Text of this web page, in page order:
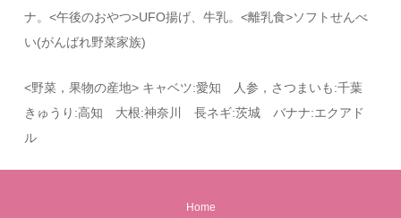
ナ。<午後のおやつ>UFO揚げ、牛乳。<離乳食>ソフトせんべ
い(がんばれ野菜家族)
<野菜，果物の産地> キャベツ:愛知 人参，さつまいも:千葉
きゅうり:高知 大根:神奈川 長ネギ:茨城 バナナ:エクアド
ル
Home